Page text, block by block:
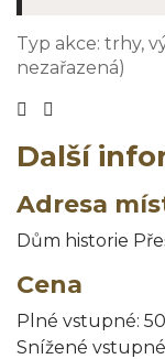
Typ akce: trhy,
nezařazená)
Bezbariérový
Další
Adresa
Dům historie
Cena
Plné vstupné:
Snížené